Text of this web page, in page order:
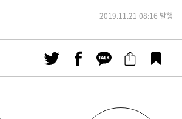
2019.11.21 08:16 발행